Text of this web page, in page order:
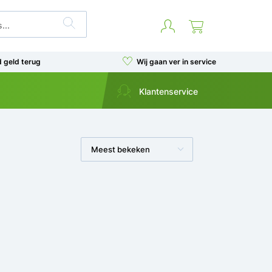
geld terug Wij gaan ver in service
Klantenservice
Meest bekeken